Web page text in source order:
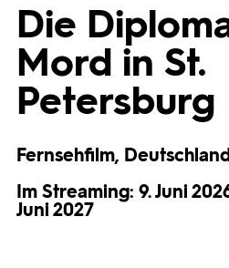
Trailer
Die
Mord in St.
Petersburg
Fernsehfilm,
Im Streaming: 9. Juni
Juni 2027